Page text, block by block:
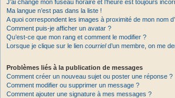
J’ai changé mon fuseau horaire et l’heure est toujours
Ma langue n’est pas dans la liste !
A quoi correspondent les images à proximité de mon nom
Comment puis-je afficher un avatar ?
Qu’est-ce que mon rang et comment le modifier ?
Lorsque je clique sur le lien courrield’un membre, on me
Problèmes liés à la publication de messages
Comment créer un nouveau sujet ou poster une réponse ?
Comment modifier ou supprimer un message ?
Comment ajouter une signature à mes messages ?